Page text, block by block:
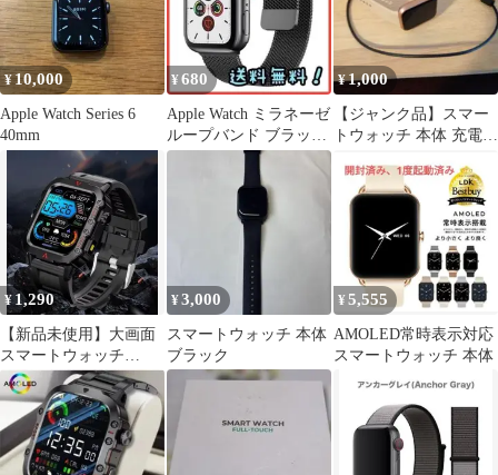
¥10,000
Apple Watch Series 6
40mm
¥ 680
Apple Watch ミラネーゼ
ループバンド ブラック
42/44/45mm
¥1,000
【ジャンク品】スマー
トウォッチ 本体 充電ケ
¥ 1,290
【新品未使用】大画面
スマートウォッチ
LAXASFIT Q11 BK
¥3,000
スマートウォッチ 本体
ブラック
¥ 5,555
AMOLED常時表示対応
スマートウォッチ 本体